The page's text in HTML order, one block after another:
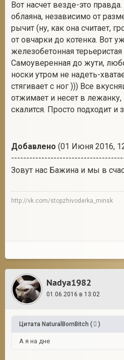
Вот насчет везде-это
облаяна, независимо от
рычит (ну, как она считает,
от овчарки до котенка. Вот
железобетонная терьеристая
Самоуверенная до жути,
носки утром не надеть-
стягивает с ног ))) Все
отжимает и несет в
скалится. Просто подходит и
Добавлено (01 Июня 2016,
Зовут нас Бажина и мы в
http://vk.com/stopzhivoderka_minsk
Nadya1982
01.06.2016 в 13:02
Цитата NaturalBornBitch ( )
А я на дне